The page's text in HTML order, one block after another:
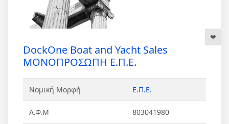
DockOne Boat and Yacht Sales
ΜΟΝΟΠΡΟΣΩΠΗ Ε.Π.Ε.
Νομική Μορφή Ε.Π.Ε.
Α.Φ.Μ 803041980